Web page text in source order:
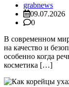
grabnews
09.07.2026
0
В современном
на качество и
особенно когда
косметика […]